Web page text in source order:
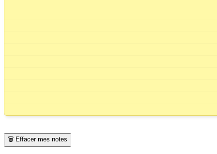
🗑️ Effacer mes notes